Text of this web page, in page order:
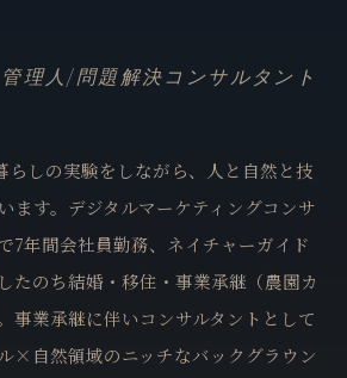
理人/問題解決コンサルタント
らしの実験をしながら、人と自然と技
ます。デジタルマーケティングコンサ
7年間会社員勤務、ネイチャーガイド
たのち結婚・移住・事業承継（農園カ
事業承継に伴いコンサルタントとして
×自然領域のニッチなバックグラウン